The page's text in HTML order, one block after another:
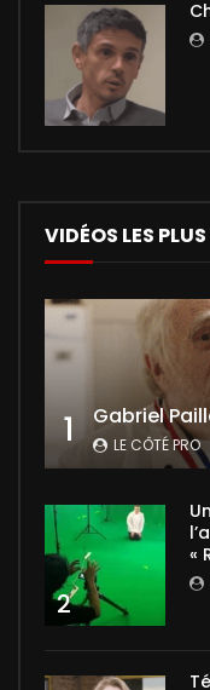
VIDÉOS LES
1 Gabriel
LE CÔTÉ PRO
2
«